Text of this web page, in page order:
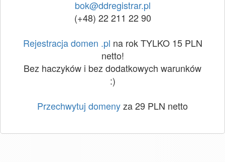
bok@ddregistrar.pl
(+48) 22 211 22 90
Rejestracja domen .pl na rok TYLKO 15 PLN
netto!
Bez haczyków i bez dodatkowych warunków
:)
Przechwytuj domenyza 29 PLN netto